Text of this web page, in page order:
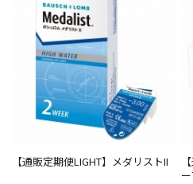
【通販定期便LIGHT】メダリストII